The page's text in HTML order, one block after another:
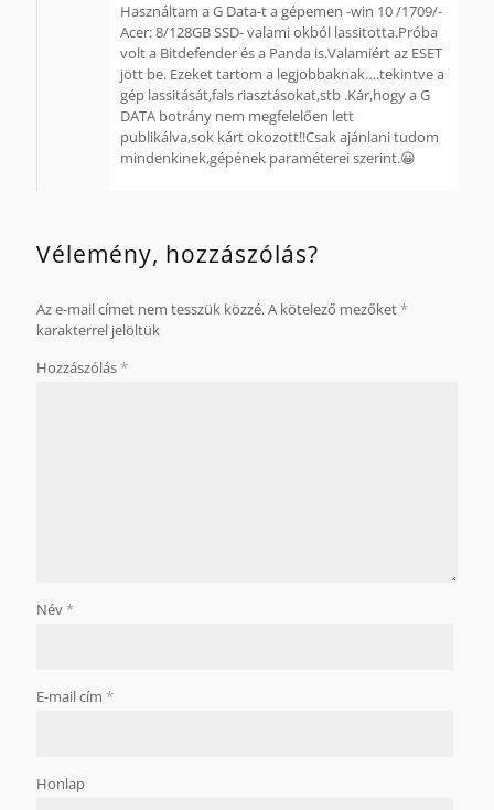
Használtam a G Data-t a gépemen -win 10 /1709/-
Acer: 8/128GB SSD- valami okból lassitotta.Próba
volt a Bitdefender és a Panda is.Valamiért az ESET
jött be. Ezeket tartom a legjobbaknak….tekintve a
gép lassitását,fals riasztásokat,stb .Kár,hogy a G
DATA botrány nem megfelelően lett
publikálva,sok kárt okozott!!Csak ajánlani tudom
mindenkinek,gépének paraméterei szerint.😀
Vélemény, hozzászólás?
Az e-mail címet nem tesszük közzé.A kötelező mezőket*
karakterrel jelöltük
Hozzászólás*
Név*
E-mail cím *
Honlap